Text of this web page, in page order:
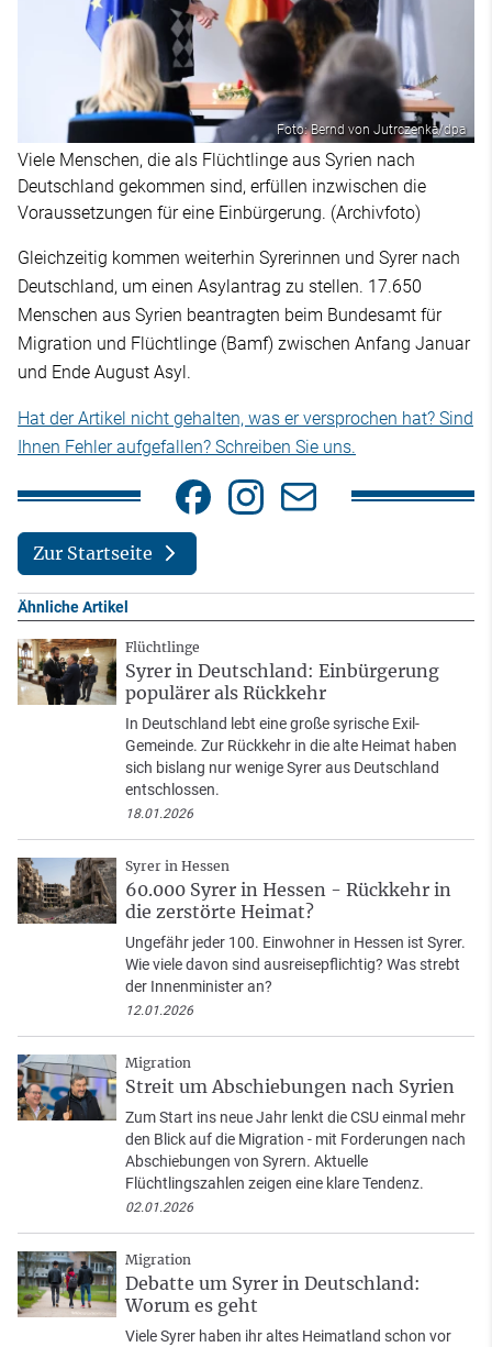
Foto: Bernd von Jutrczenka/dpa
Viele Menschen, die als Flüchtlinge aus Syrien nach
Deutschland gekommen sind, erfüllen inzwischen die
Voraussetzungen für eine Einbürgerung. (Archivfoto)
Gleichzeitig kommen weiterhin Syrerinnen und Syrer nach
Deutschland, um einen Asylantrag zu stellen. 17.650
Menschen aus Syrien beantragten beim Bundesamt für
Migration und Flüchtlinge (Bamf) zwischen Anfang Januar
und Ende August Asyl.
Hat der Artikel nicht gehalten, was er versprochen hat? Sind
Ihnen Fehler aufgefallen? Schreiben Sie uns.
Zur Startseite
Ähnliche Artikel
Flüchtlinge
Syrer in Deutschland: Einbürgerung
populärer als Rückkehr
In Deutschland lebt eine große syrische Exil-
Gemeinde. Zur Rückkehr in die alte Heimat haben
sich bislang nur wenige Syrer aus Deutschland
entschlossen.
18.01.2026
Syrer in Hessen
60.000 Syrer in Hessen - Rückkehr in
die zerstörte Heimat?
Ungefähr jeder 100. Einwohner in Hessen ist Syrer.
Wie viele davon sind ausreisepflichtig? Was strebt
der Innenminister an?
12.01.2026
Migration
Streit um Abschiebungen nach Syrien
Zum Start ins neue Jahr lenkt die CSU einmal mehr
den Blick auf die Migration - mit Forderungen nach
Abschiebungen von Syrern. Aktuelle
Flüchtlingszahlen zeigen eine klare Tendenz.
02.01.2026
Migration
Debatte um Syrer in Deutschland:
Worum es geht
Viele Syrer haben ihr altes Heimatland schon vor